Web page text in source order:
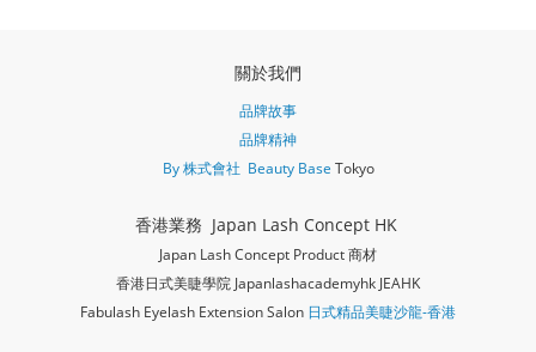
關於我們
品牌故事
品牌精神
By 株式會社 Beauty Base Tokyo
香港業務 Japan Lash Concept HK
Japan Lash Concept Product 商材
香港日式美睫學院 Japanlashacademyhk JEAHK
Fabulash Eyelash Extension Salon 日式精品美睫沙龍-香港